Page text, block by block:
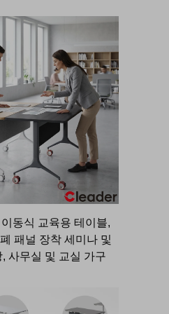
동식 교육용 테이블,
패널 장착 세미나 및
사무실 및 교실 가구